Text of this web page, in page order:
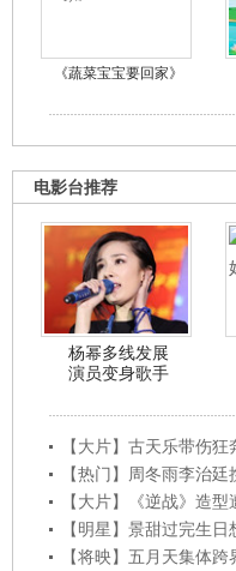
《蔬菜宝宝要回家》
电影台推荐
杨幂多线发展
演员变身歌手
【大片】古天乐带伤狂
【热门】周冬雨李治廷
【大片】《逆战》造型
【明星】景甜过完生日
【将映】五月天集体跨